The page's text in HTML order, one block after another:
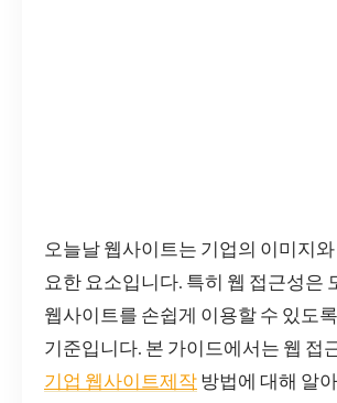
오늘날 웹사이트는 기업의 이미지
요한 요소입니다. 특히 웹 접근성은
웹사이트를 손쉽게 이용할 수 있도
기준입니다. 본 가이드에서는 웹 접
기업 웹사이트제작 방법에 대해 알